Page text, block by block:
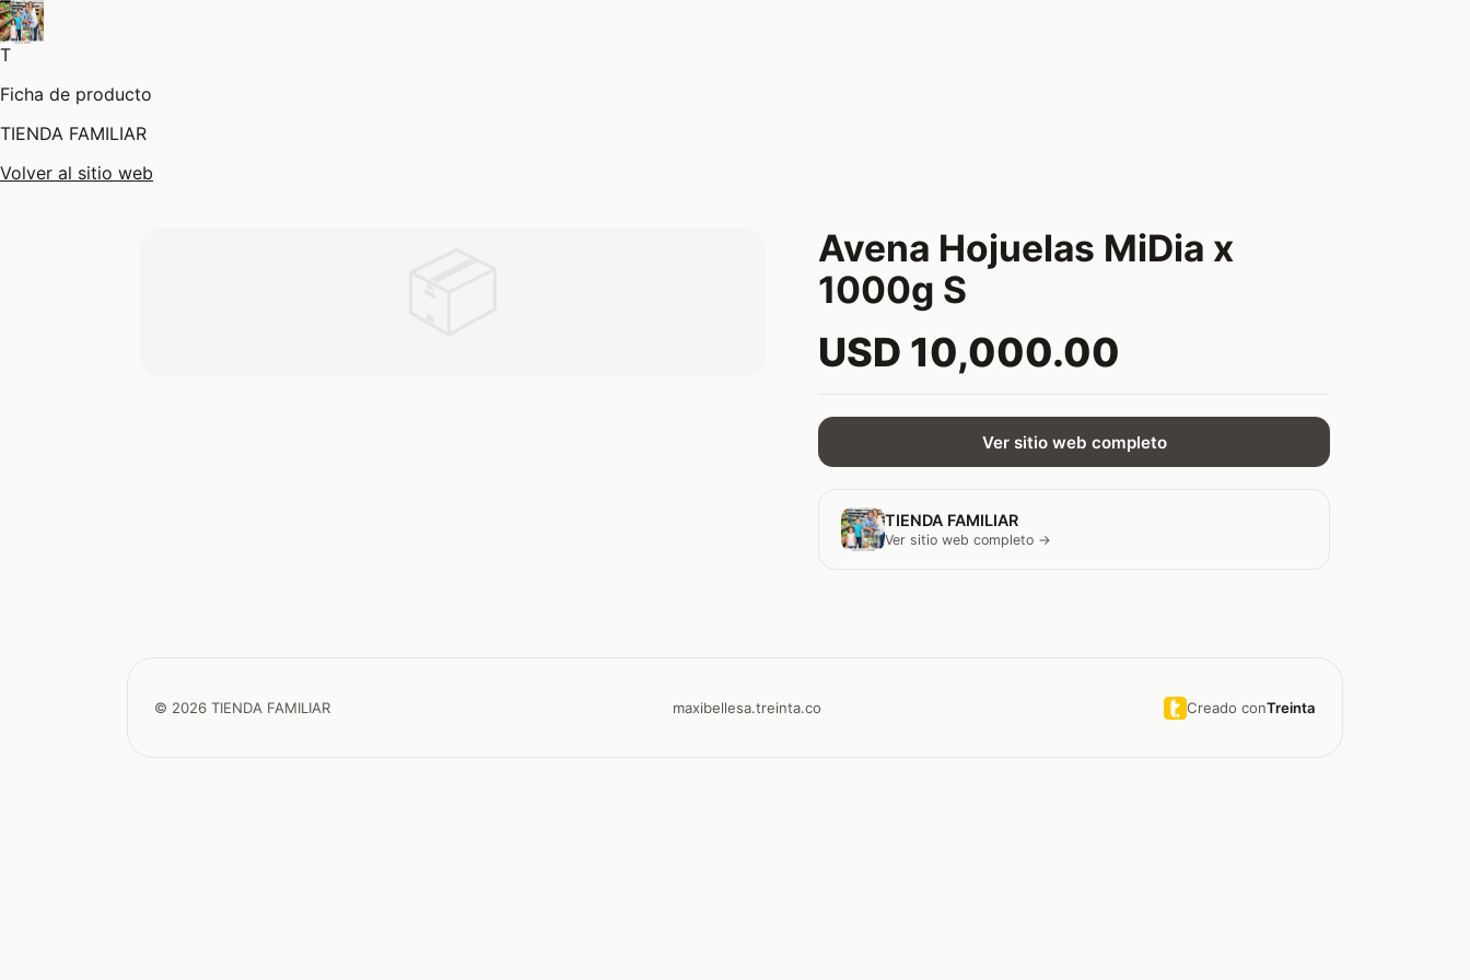
T
Ficha de producto
TIENDA FAMILIAR
Volver al sitio web
Avena Hojuelas MiDia x
1000g S
USD 10,000.00
Ver sitio web completo
TIENDA FAMILIAR
Ver sitio web completo →
© 2026 TIENDA FAMILIAR maxibellesa.treinta.co Creado conTreinta